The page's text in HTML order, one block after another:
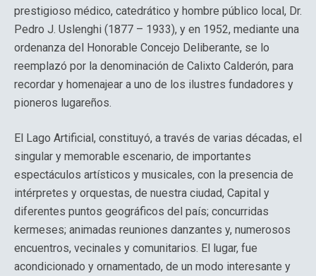
prestigioso médico, catedrático y hombre público local, Dr.
Pedro J. Uslenghi (1877 – 1933), y en 1952, mediante una
ordenanza del Honorable Concejo Deliberante, se lo
reemplazó por la denominación de Calixto Calderón, para
recordar y homenajear a uno de los ilustres fundadores y
pioneros lugareños.
El Lago Artificial, constituyó, a través de varias décadas, el
singular y memorable escenario, de importantes
espectáculos artísticos y musicales, con la presencia de
intérpretes y orquestas, de nuestra ciudad, Capital y
diferentes puntos geográficos del país; concurridas
kermeses; animadas reuniones danzantes y, numerosos
encuentros, vecinales y comunitarios. El lugar, fue
acondicionado y ornamentado, de un modo interesante y